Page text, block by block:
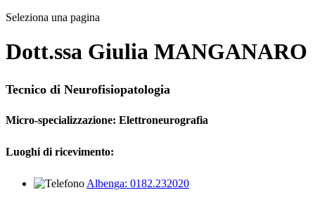
Seleziona una pagina
Dott.ssa Giulia MANGANARO
Tecnico di Neurofisiopatologia
Micro-specializzazione: Elettroneurografia
Luoghi di ricevimento:
Albenga: 0182.232020